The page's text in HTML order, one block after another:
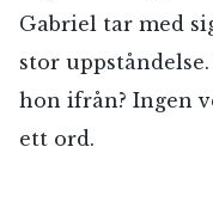
Gabriel tar med
stor
hon ifrån? Ingen
ett ord.